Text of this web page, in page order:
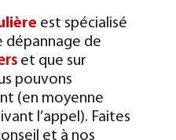
est spécialisé
dépannage de
et que sur
pouvons
(en moyenne
l’appel). Faites
et à nos